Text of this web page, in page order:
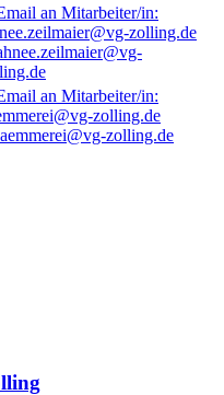
zolling.de